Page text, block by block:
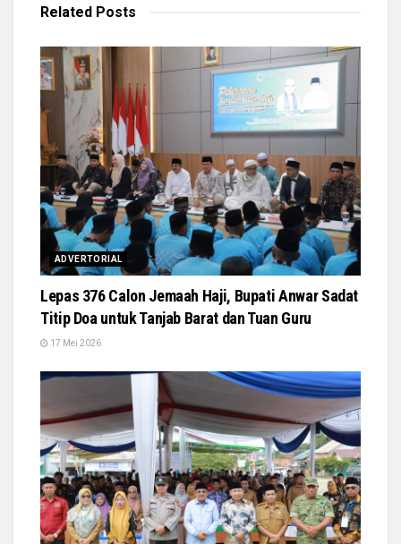
Related Posts
ADVERTORIAL
Lepas 376 Calon Jemaah Haji, Bupati Anwar Sadat
Titip Doa untuk Tanjab Barat dan Tuan Guru
17 Mei 2026